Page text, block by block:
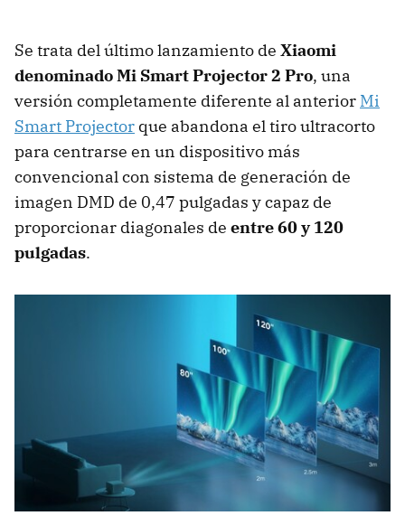
Se trata del último lanzamiento de Xiaomi
denominado Mi Smart Projector 2 Pro, una
versión completamente diferente al anterior Mi
Smart Projector que abandona el tiro ultracorto
para centrarse en un dispositivo más
convencional con sistema de generación de
imagen DMD de 0,47 pulgadas y capaz de
proporcionar diagonales de entre 60 y 120
pulgadas.